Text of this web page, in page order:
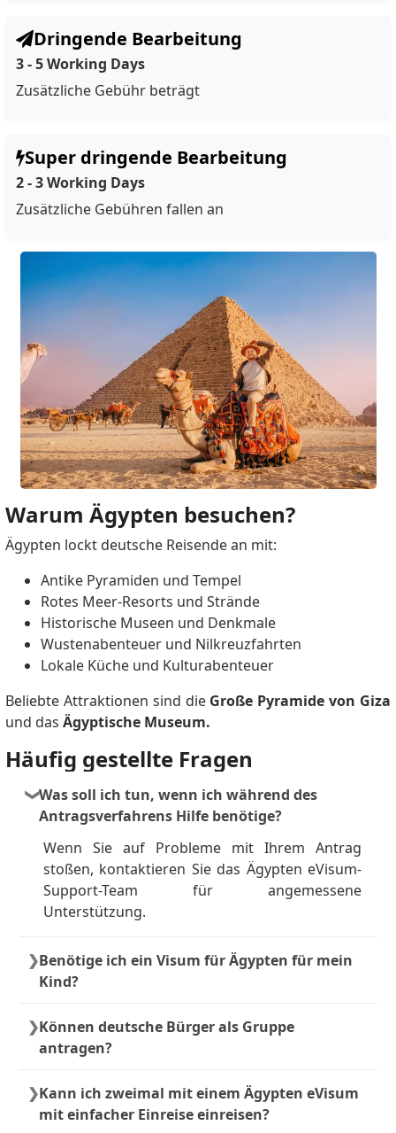
Dringende Bearbeitung
3 - 5 Working Days
Zusätzliche Gebühr beträgt
Super dringende Bearbeitung
2 - 3 Working Days
Zusätzliche Gebühren fallen an
Warum Ägypten besuchen?
Ägypten lockt deutsche Reisende an mit:
Antike Pyramiden und Tempel
Rotes Meer-Resorts und Strände
Historische Museen und Denkmale
Wustenabenteuer und Nilkreuzfahrten
Lokale Küche und Kulturabenteuer
Beliebte Attraktionen sind die Große Pyramide von Giza
und das Ägyptische Museum.
Häufig gestellte Fragen
Was soll ich tun, wenn ich während des
Antragsverfahrens Hilfe benötige?
Wenn Sie auf Probleme mit Ihrem Antrag
stoßen, kontaktieren Sie das Ägypten eVisum-
Support-Team für angemessene
Unterstützung.
Benötige ich ein Visum für Ägypten für mein
Kind?
sein eigenes eVisum haben.
Können deutsche Bürger als Gruppe
antragen?
online Anträge einreichen, indem sie die
Option »Antragsteller hinzufügen« im
Kann ich zweimal mit einem Ägypten eVisum
mit einfacher Einreise einreisen?